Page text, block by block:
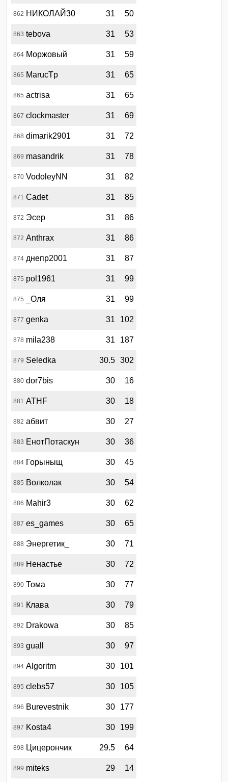
862 НИКОЛАЙ30 31 50
863 tebova 31 53
864 Моржовый 31 59
865 MarucTp 31 65
865 actrisa 31 65
867 clockmaster 31 69
868 dimarik2901 31 72
869 masandrik 31 78
870 VodoleyNN 31 82
871 Cadet 31 85
872 Эсер 31 86
872 Anthrax 31 86
874 днепр2001 31 87
875 pol1961 31 99
875 _Оля 31 99
877 genka 31 102
878 mila238 31 187
879 Seledka 30.5 302
880 dor7bis 30 16
881 ATHF 30 18
882 абвит 30 27
883 ЕнотПотаскун 30 36
884 Горыныщ 30 45
885 Волколак 30 54
886 Mahir3 30 62
887 es_games 30 65
888 Энергетик_ 30 71
889 Ненастье 30 72
890 Тома 30 77
891 Клава 30 79
892 Drakowa 30 85
893 guall 30 97
894 Algoritm 30 101
895 clebs57 30 105
896 Burevestnik 30 177
897 Kosta4 30 199
898 Цицерончик 29.5 64
899 miteks 29 14